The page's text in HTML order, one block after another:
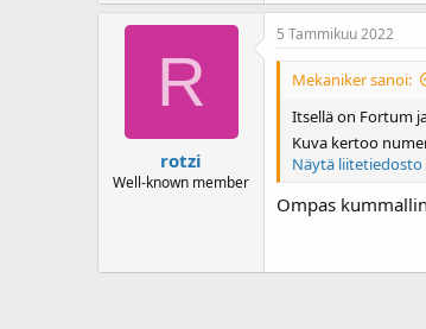
R
rotzi
Well-known member
5 Tammikuu 2022
Mekaniker sanoi:
Itsellä on Fortum
Kuva kertoo
Näytä liitetiedosto
Ompas